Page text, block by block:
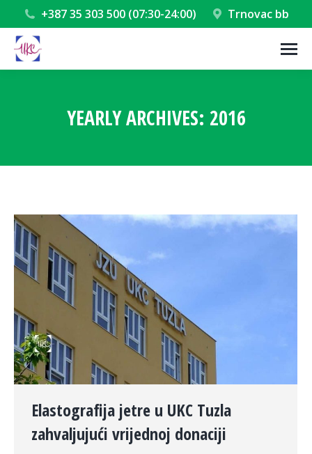
+387 35 303 500 (07:30-24:00) Trnovac bb
YEARLY ARCHIVES: 2016
Elastografija jetre u UKC Tuzla
zahvaljujući vrijednoj donaciji